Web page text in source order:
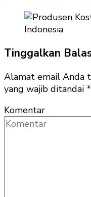
Tinggalkan
Alamat email Anda
yang wajib ditandai *
Komentar